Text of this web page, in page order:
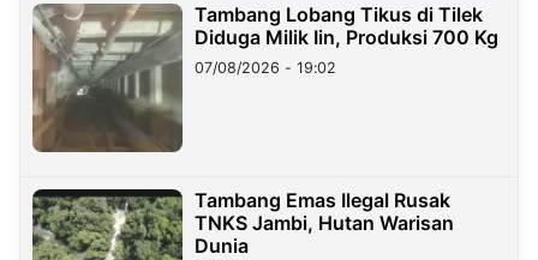
Tambang Lobang Tikus di Tilek
Diduga Milik Iin, Produksi 700 Kg
07/08/2026 - 19:02
Tambang Emas Ilegal Rusak
TNKS Jambi, Hutan Warisan
Dunia